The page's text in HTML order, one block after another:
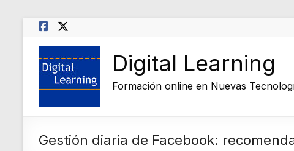
Saltar
contenido
Digital Learning
Formación online en Nuevas
Gestión diaria de Facebook: